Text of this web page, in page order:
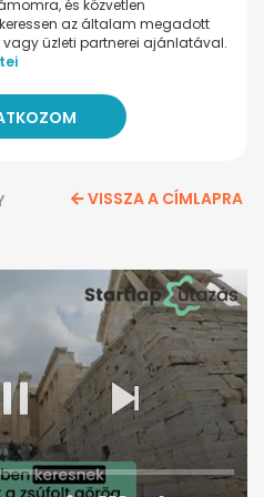
és közvetlen
az általam megadott
üzleti partnerei ajánlatával.
VISSZA A CÍMLAPRA